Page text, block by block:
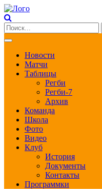
Новости
Матчи
Таблицы
Регби
Регби-7
Архив
Команда
Школа
Фото
Видео
Клуб
История
Документы
Контакты
Программки